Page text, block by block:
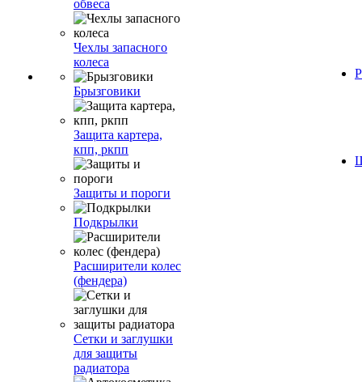
обвеса
Чехлы запасного
колеса
Брызговики
Защита картера,
кпп, ркпп
Защиты и пороги
Подкрылки
Расширители колес
(фендера)
Сетки и заглушки
для защиты
радиатора